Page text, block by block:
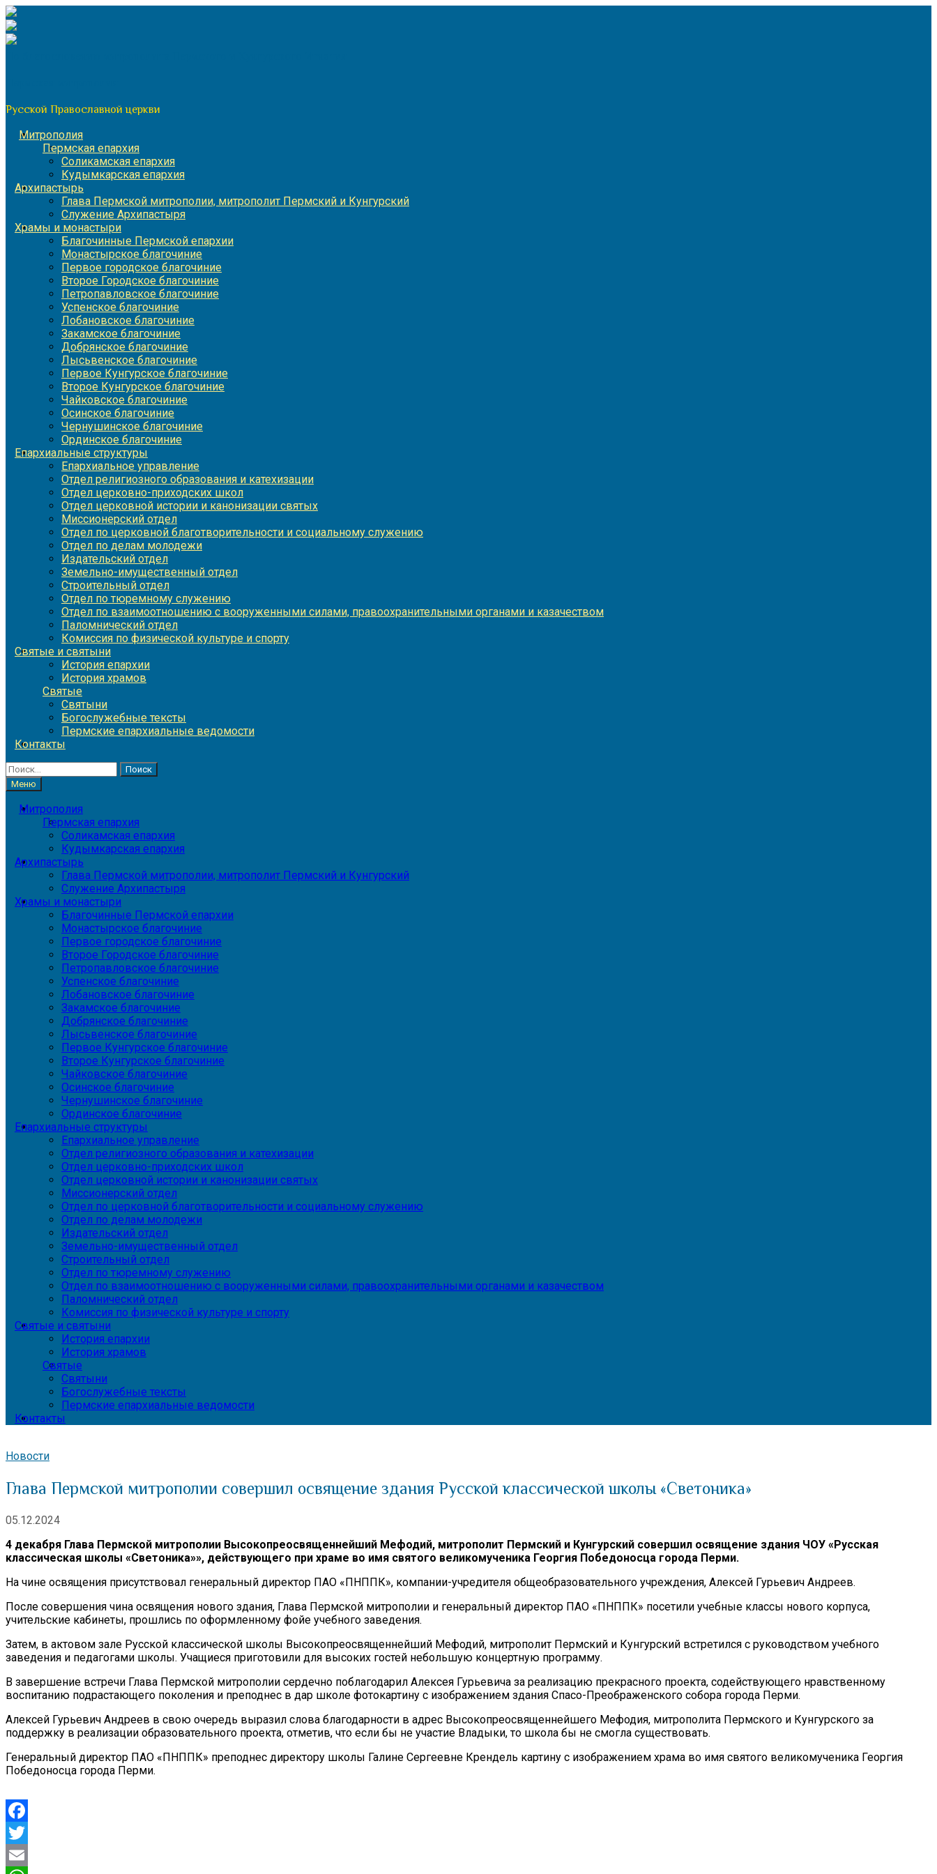
Перейти
к
содержимому
Русской Православной церкви
Митрополия
Пермская епархия
Соликамская епархия
Кудымкарская епархия
Архипастырь
Глава Пермской митрополии, митрополит Пермский и Кунгурский
Служение Архипастыря
Храмы и монастыри
Благочинные Пермской епархии
Монастырское благочиние
Первое городское благочиние
Второе Городское благочиние
Петропавловское благочиние
Успенское благочиние
Лобановское благочиние
Закамское благочиние
Добрянское благочиние
Лысьвенское благочиние
Первое Кунгурское благочиние
Второе Кунгурское благочиние
Чайковское благочиние
Осинское благочиние
Чернушинское благочиние
Ординское благочиние
Епархиальные структуры
Епархиальное управление
Отдел религиозного образования и катехизации
Отдел церковно-приходских школ
Отдел церковной истории и канонизации святых
Миссионерский отдел
Отдел по церковной благотворительности и социальному служению
Отдел по делам молодежи
Издательский отдел
Земельно-имущественный отдел
Строительный отдел
Отдел по тюремному служению
Отдел по взаимоотношению с вооруженными силами, правоохранительными органами и казачеством
Паломнический отдел
Комиссия по физической культуре и спорту
Святые и святыни
История епархии
История храмов
Святые
Святыни
Богослужебные тексты
Пермские епархиальные ведомости
Контакты
Найти:
Меню
Митрополия
Пермская епархия
Соликамская епархия
Кудымкарская епархия
Архипастырь
Глава Пермской митрополии, митрополит Пермский и Кунгурский
Служение Архипастыря
Храмы и монастыри
Благочинные Пермской епархии
Монастырское благочиние
Первое городское благочиние
Второе Городское благочиние
Петропавловское благочиние
Успенское благочиние
Лобановское благочиние
Закамское благочиние
Добрянское благочиние
Лысьвенское благочиние
Первое Кунгурское благочиние
Второе Кунгурское благочиние
Чайковское благочиние
Осинское благочиние
Чернушинское благочиние
Ординское благочиние
Епархиальные структуры
Епархиальное управление
Отдел религиозного образования и катехизации
Отдел церковно-приходских школ
Отдел церковной истории и канонизации святых
Миссионерский отдел
Отдел по церковной благотворительности и социальному служению
Отдел по делам молодежи
Издательский отдел
Земельно-имущественный отдел
Строительный отдел
Отдел по тюремному служению
Отдел по взаимоотношению с вооруженными силами, правоохранительными органами и казачеством
Паломнический отдел
Комиссия по физической культуре и спорту
Святые и святыни
История епархии
История храмов
Святые
Святыни
Богослужебные тексты
Пермские епархиальные ведомости
Контакты
Новости
Глава Пермской митрополии совершил освящение здания Русской классической школы «Светоника»
05.12.2024
4 декабря Глава Пермской митрополии Высокопреосвященнейший Мефодий, митрополит Пермский и Кунгурский совершил освящение здания ЧОУ «Русская
классическая школы «Светоника»», действующего при храме во имя святого великомученика Георгия Победоносца города Перми.
На чине освящения присутствовал генеральный директор ПАО «ПНППК», компании-учредителя общеобразовательного учреждения, Алексей Гурьевич Андреев.
После совершения чина освящения нового здания, Глава Пермской митрополии и генеральный директор ПАО «ПНППК» посетили учебные классы нового корпуса,
учительские кабинеты, прошлись по оформленному фойе учебного заведения.
Затем, в актовом зале Русской классической школы Высокопреосвященнейший Мефодий, митрополит Пермский и Кунгурский встретился с руководством учебного
заведения и педагогами школы. Учащиеся приготовили для высоких гостей небольшую концертную программу.
В завершение встречи Глава Пермской митрополии сердечно поблагодарил Алексея Гурьевича за реализацию прекрасного проекта, содействующего нравственному
воспитанию подрастающего поколения и преподнес в дар школе фотокартину с изображением здания Спасо-Преображенского собора города Перми.
Алексей Гурьевич Андреев в свою очередь выразил слова благодарности в адрес Высокопреосвященнейшего Мефодия, митрополита Пермского и Кунгурского за
поддержку в реализации образовательного проекта, отметив, что если бы не участие Владыки, то школа бы не смогла существовать.
Генеральный директор ПАО «ПНППК» преподнес директору школы Галине Сергеевне Крендель картину с изображением храма во имя святого великомученика Георгия
Победоносца города Перми.
Facebook
Twitter